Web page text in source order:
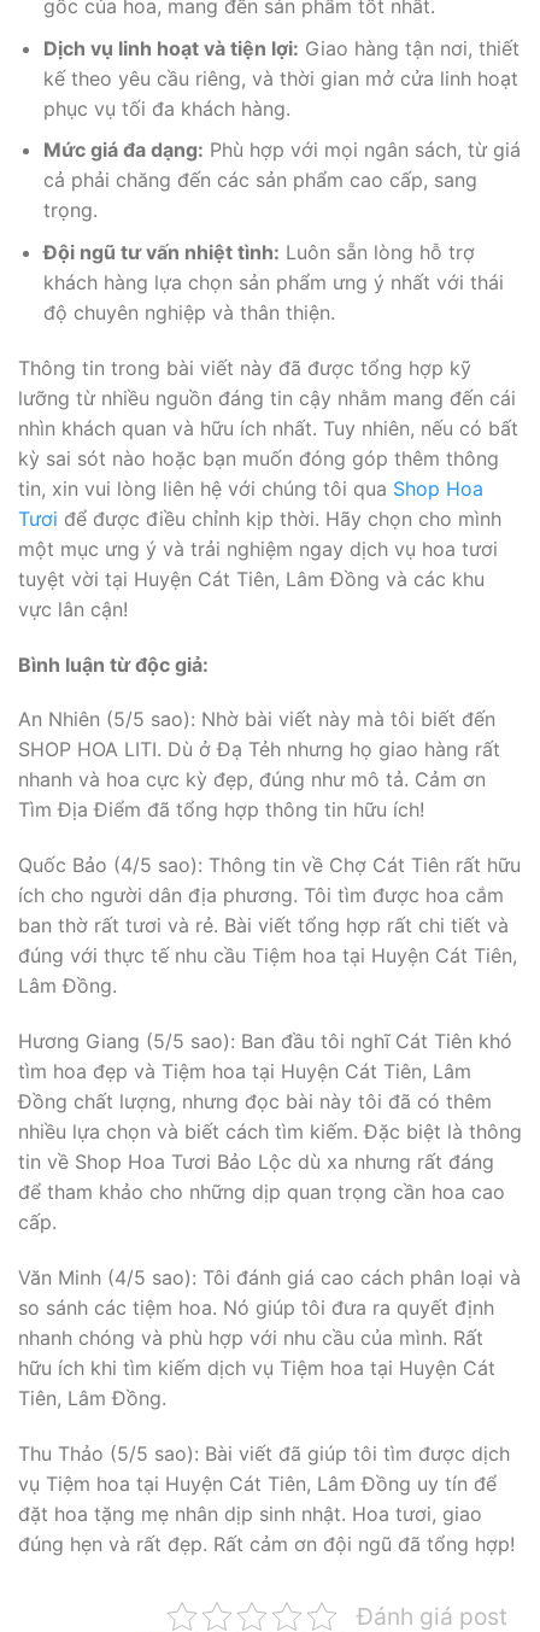
gốc của hoa, mang đến sản phẩm tốt nhất.
Dịch vụ linh hoạt và tiện lợi: Giao hàng tận nơi, thiết
kế theo yêu cầu riêng, và thời gian mở cửa linh hoạt
phục vụ tối đa khách hàng.
Mức giá đa dạng: Phù hợp với mọi ngân sách, từ giá
cả phải chăng đến các sản phẩm cao cấp, sang
trọng.
Đội ngũ tư vấn nhiệt tình: Luôn sẵn lòng hỗ trợ
khách hàng lựa chọn sản phẩm ưng ý nhất với thái
độ chuyên nghiệp và thân thiện.
Thông tin trong bài viết này đã được tổng hợp kỹ
lưỡng từ nhiều nguồn đáng tin cậy nhằm mang đến cái
nhìn khách quan và hữu ích nhất. Tuy nhiên, nếu có bất
kỳ sai sót nào hoặc bạn muốn đóng góp thêm thông
tin, xin vui lòng liên hệ với chúng tôi qua Shop Hoa
Tươi để được điều chỉnh kịp thời. Hãy chọn cho mình
một mục ưng ý và trải nghiệm ngay dịch vụ hoa tươi
tuyệt vời tại Huyện Cát Tiên, Lâm Đồng và các khu
vực lân cận!
Bình luận từ độc giả:
An Nhiên (5/5 sao): Nhờ bài viết này mà tôi biết đến
SHOP HOA LITI. Dù ở Đạ Tẻh nhưng họ giao hàng rất
nhanh và hoa cực kỳ đẹp, đúng như mô tả. Cảm ơn
Tìm Địa Điểm đã tổng hợp thông tin hữu ích!
Quốc Bảo (4/5 sao): Thông tin về Chợ Cát Tiên rất hữu
ích cho người dân địa phương. Tôi tìm được hoa cắm
ban thờ rất tươi và rẻ. Bài viết tổng hợp rất chi tiết và
đúng với thực tế nhu cầu Tiệm hoa tại Huyện Cát Tiên,
Lâm Đồng.
Hương Giang (5/5 sao): Ban đầu tôi nghĩ Cát Tiên khó
tìm hoa đẹp và Tiệm hoa tại Huyện Cát Tiên, Lâm
Đồng chất lượng, nhưng đọc bài này tôi đã có thêm
nhiều lựa chọn và biết cách tìm kiếm. Đặc biệt là thông
tin về Shop Hoa Tươi Bảo Lộc dù xa nhưng rất đáng
để tham khảo cho những dịp quan trọng cần hoa cao
cấp.
Văn Minh (4/5 sao): Tôi đánh giá cao cách phân loại và
so sánh các tiệm hoa. Nó giúp tôi đưa ra quyết định
nhanh chóng và phù hợp với nhu cầu của mình. Rất
hữu ích khi tìm kiếm dịch vụ Tiệm hoa tại Huyện Cát
Tiên, Lâm Đồng.
Thu Thảo (5/5 sao): Bài viết đã giúp tôi tìm được dịch
vụ Tiệm hoa tại Huyện Cát Tiên, Lâm Đồng uy tín để
đặt hoa tặng mẹ nhân dịp sinh nhật. Hoa tươi, giao
đúng hẹn và rất đẹp. Rất cảm ơn đội ngũ đã tổng hợp!
Đánh giá post